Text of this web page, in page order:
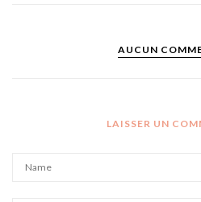
AUCUN
LAISSER UN